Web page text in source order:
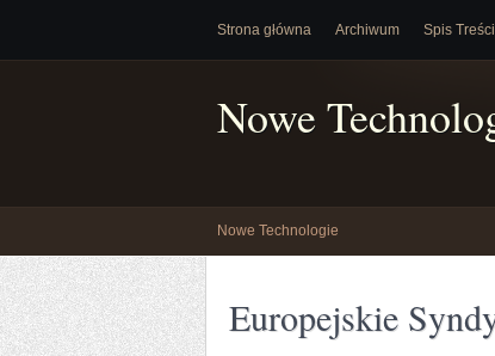
Strona główna Archiwum Spis Treści
Nowe
Nowe Technologie
Europejskie